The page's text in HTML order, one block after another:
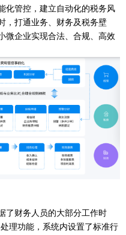
化管控，建立自动化的税务风
，打通业务、财务及税务壁
微企业实现合法、合规、高效
了财务人员的大部分工作时
理功能，系统内设置了标准行